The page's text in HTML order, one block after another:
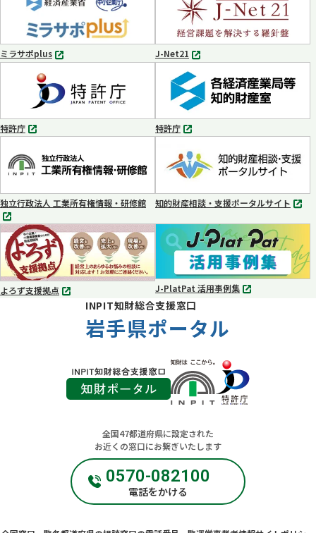
ブ
で
開
く
ブ
で
開
く
ミラサポplus
別
ブ
で
開
く
J-Net21
別
タ
ブ
で
開
く
特許庁
別
ブ
で
く
特許庁
別
ブ
で
開
く
独立行政法人 工業所有権情報・研修館
別
タ
ブ
で
知的財産相談・支援ポータルサイト
別
タ
開
く
よろず支援拠点
別
J-PlatPat 活用事例集
別
INPIT知財総合支援窓口
岩手県ポータル
全国47都道府県に設定された
お近くの窓口にお繋ぎいたします
0570-082100
電話をかける